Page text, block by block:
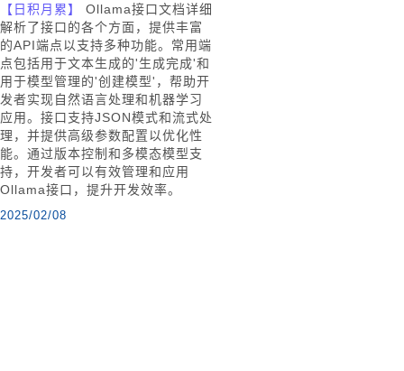
【日积月累】
Ollama接口文档详细
解析了接口的各个方面，提供丰富
的API端点以支持多种功能。常用端
点包括用于文本生成的'生成完成'和
用于模型管理的'创建模型'，帮助开
发者实现自然语言处理和机器学习
应用。接口支持JSON模式和流式处
理，并提供高级参数配置以优化性
能。通过版本控制和多模态模型支
持，开发者可以有效管理和应用
Ollama接口，提升开发效率。
2025/02/08